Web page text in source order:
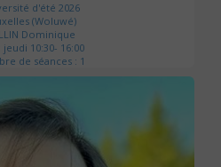
d'été 2026
(Woluwé)
Dominique
jeudi 10:30- 16:00
de séances : 1
40 €